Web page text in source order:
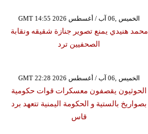
GMT 14:55 2026 الخميس ,06 آب / أغسطس
محمد هنيدي يمنع تصوير جنازة شقيقه ونقابة
الصحفيين ترد
GMT 22:28 2026 الخميس ,06 آب / أغسطس
الحوثيون يقصفون معسكرات قوات حكومية
بصواريخ بالستية و الحكومة اليمنية تتعهد برد
قاس